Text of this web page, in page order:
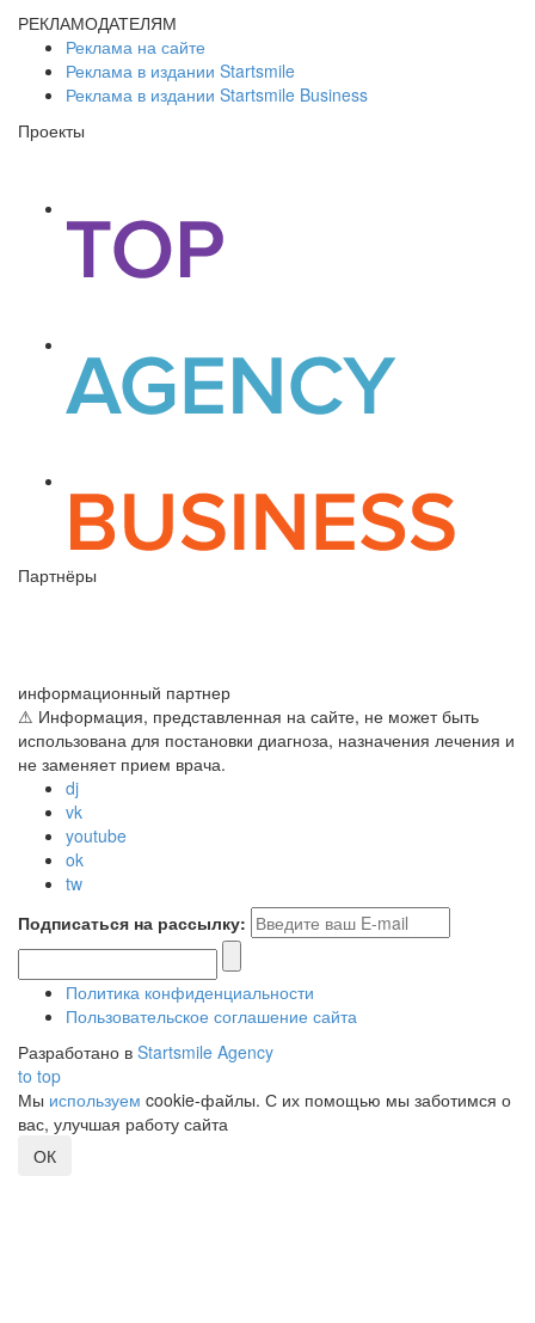
РЕКЛАМОДАТЕЛЯМ
Реклама на сайте
Реклама в издании Startsmile
Реклама в издании Startsmile Business
Проекты
Партнёры
информационный партнер
⚠ Информация, представленная на сайте, не может быть
использована для постановки диагноза, назначения лечения и
не заменяет прием врача.
dj
vk
youtube
ok
tw
Подписаться на рассылку:
Политика конфиденциальности
Пользовательское соглашение сайта
Разработано в Startsmile Agency
to top
Мы используем cookie-файлы. С их помощью мы заботимся о
вас, улучшая работу сайта
ОК